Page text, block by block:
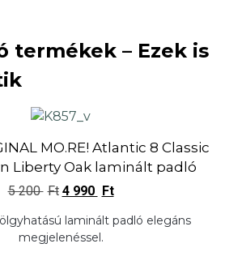
termékek – Ezek is
MO.RE! Atlantic 8 Classic
Liberty Oak laminált padló
5 200 Ft 4 990 Ft
laminált padló elegáns
megjelenéssel.